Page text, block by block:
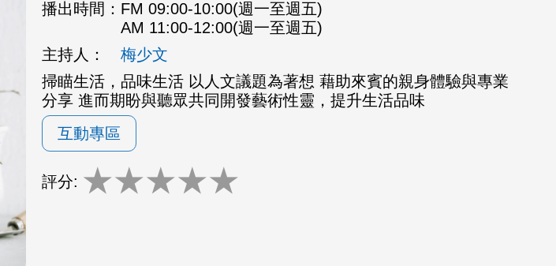
播出時間： FM 09:00-10:00(週一至週五)
AM 11:00-12:00(週一至週五)
主持人：
梅少文
掃瞄生活，品味生活 以人文議題為著想 藉助來賓的親身體驗與專業
分享 進而期盼與聽眾共同開發藝術性靈，提升生活品味
互動專區
評分: ★★★★★